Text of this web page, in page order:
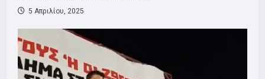
5 Απριλίου, 2025